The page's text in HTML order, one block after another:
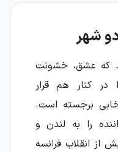
شهر
که عشق، خشونت
در کنار هم قرار
برجسته است.
را به لندن و
از انقلاب فرانسه